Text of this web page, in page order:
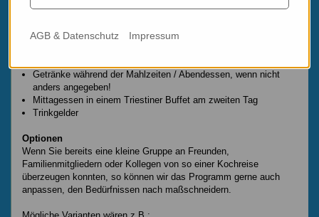
Getränke während der Mahlzeiten / Abendessen, wenn nicht
anders angegeben!
Mittagessen in einem Triestiner Buffet am zweiten Tag
Trinkgelder
Optionen
Wenn Sie bereits eine kleine Gruppe an Freunden,
Familienmitgliedern oder Kollegen von so einer Kochreise
überzeugen konnten, so können wir das Programm gerne auch
anpassen, den Bedürfnissen nach maßschneidern.
AGB & Datenschutz Impressum